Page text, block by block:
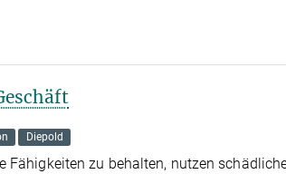
Diepold
Fähigkeiten zu behalten, nutzen